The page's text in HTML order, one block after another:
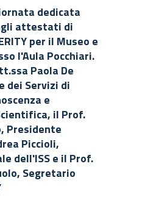
dedicata
attestati di
per il Museo e
l'Aula Pocchiari.
Paola De
dei Servizi di
e
il Prof.
Presidente
Piccioli,
dell'ISS e il Prof.
Segretario